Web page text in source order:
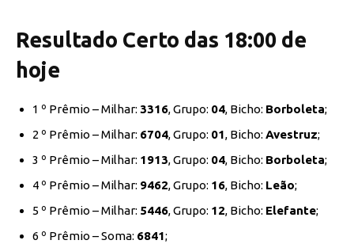
Resultado Certo das 18:00 de
hoje
1 º Prêmio – Milhar: 3316, Grupo: 04, Bicho: Borboleta;
2 º Prêmio – Milhar: 6704, Grupo: 01, Bicho: Avestruz;
3 º Prêmio – Milhar: 1913, Grupo: 04, Bicho: Borboleta;
4 º Prêmio – Milhar: 9462, Grupo: 16, Bicho: Leão;
5 º Prêmio – Milhar: 5446, Grupo: 12, Bicho: Elefante;
6 º Prêmio – Soma: 6841;